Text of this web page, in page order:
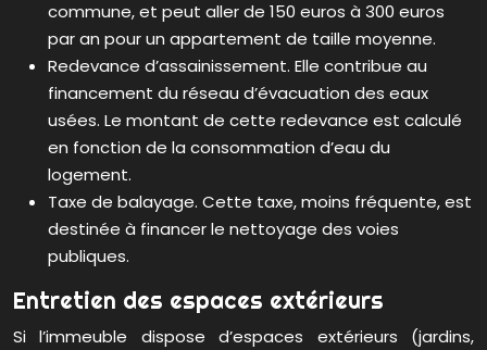
commune, et peut aller de 150 euros à 300 euros
par an pour un appartement de taille moyenne.
Redevance d’assainissement. Elle contribue au
financement du réseau d’évacuation des eaux
usées. Le montant de cette redevance est calculé
en fonction de la consommation d’eau du
logement.
Taxe de balayage. Cette taxe, moins fréquente, est
destinée à financer le nettoyage des voies
publiques.
Entretien des espaces extérieurs
Si l’immeuble dispose d’espaces extérieurs (jardins,